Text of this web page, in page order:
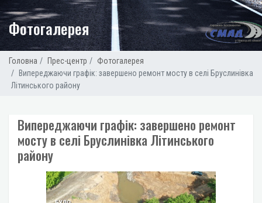
Головна Прес-центр
Фотогалерея
Випереджаючи графік: завершено ремонт мосту в селі Бруслинівка
Літинського району
Фотогалерея
Випереджаючи графік: завершено ремонт
мосту в селі Бруслинівка Літинського
району